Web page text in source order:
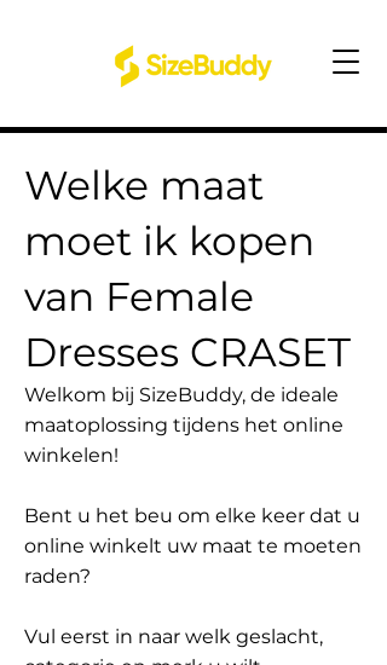
Welke maat
moet ik kopen
van Female
Dresses CRASET
Welkom bij SizeBuddy, de ideale
maatoplossing tijdens het online
winkelen!
Bent u het beu om elke keer dat u
online winkelt uw maat te moeten
raden?
Vul eerst in naar welk geslacht,